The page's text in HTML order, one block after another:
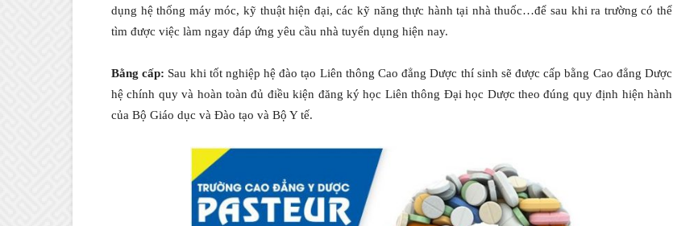
dụng hệ thống máy móc, kỹ thuật hiện đại, các kỹ năng thực hành tại nhà thuốc…để sau khi ra trường có thể
tìm được việc làm ngay đáp ứng yêu cầu nhà tuyển dụng hiện nay.
Bằng cấp: Sau khi tốt nghiệp hệ đào tạo Liên thông Cao đẳng Dược thí sinh sẽ được cấp bằng Cao đẳng Dược
hệ chính quy và hoàn toàn đủ điều kiện đăng ký học Liên thông Đại học Dược theo đúng quy định hiện hành
của Bộ Giáo dục và Đào tạo và Bộ Y tế.